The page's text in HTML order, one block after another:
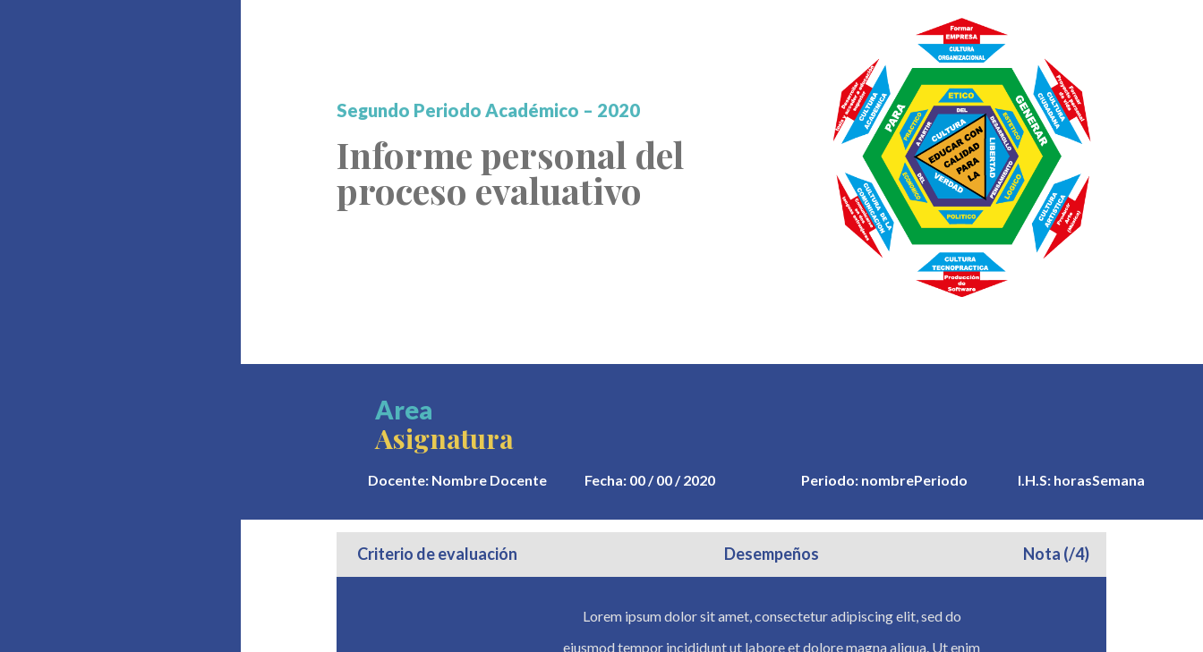
Segundo Periodo Académico – 2020
Informe personal del
proceso evaluativo
Area
Asignatura
Docente: Nombre Docente Fecha: 00 / 00 / 2020 Periodo: nombrePeriodo I.H.S: horasSemana
Criterio de evaluación Desempeños Nota (/4)
Lorem ipsum dolor sit amet, consectetur adipiscing elit, sed do
eiusmod tempor incididunt ut labore et dolore magna aliqua. Ut enim